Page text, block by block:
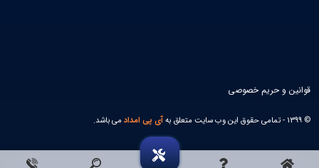
© 1399 - تمامی حقوق این وب سایت متعلق به آی پی امدادمی باشد.
قوانین و حریم خصوصی